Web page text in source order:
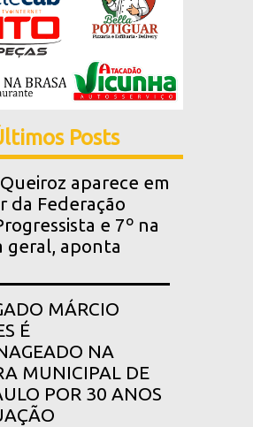
Posts
aparece em
da Federação
e 7º na
geral, aponta
MÁRCIO
É
NA
MUNICIPAL DE
POR 30 ANOS